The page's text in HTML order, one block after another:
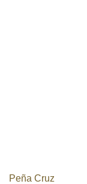
Peña Cruz